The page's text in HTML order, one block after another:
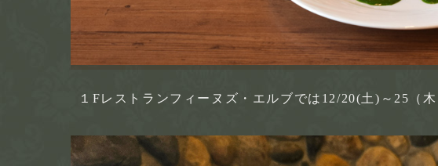
１Fレストランフィーヌズ・エルブでは12/20(土)～25（